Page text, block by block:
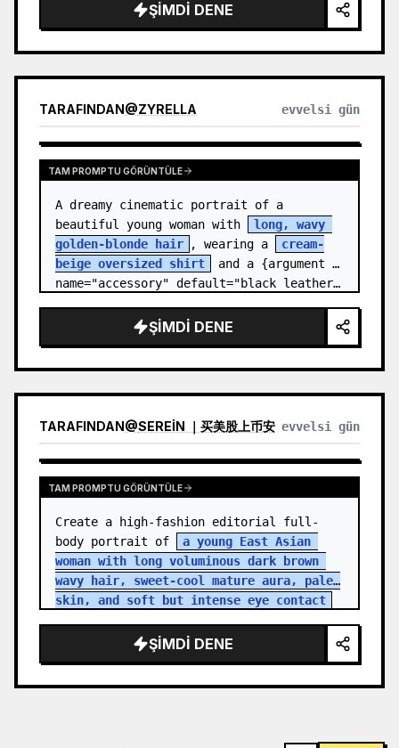
ŞIMDI DENE
TARAFINDAN@ZYRELLA evvelsi gün
TAM PROMPTU GÖRÜNTÜLE
A dreamy cinematic portrait of a
beautiful young woman with
long, wavy
golden-blonde hair
, wearing a
cream-
beige oversized shirt
and a {argument
name="accessory" default="black leather…
ŞIMDI DENE
TARAFINDAN@SEREIN ｜买美股上币安 evvelsi gün
TAM PROMPTU GÖRÜNTÜLE
Create a high-fashion editorial full-
body portrait of
a young East Asian
woman with long voluminous dark brown
wavy hair, sweet-cool mature aura, pale
skin, and soft but intense eye contact
ŞIMDI DENE